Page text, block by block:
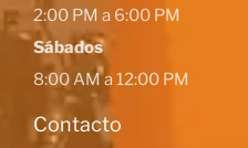
2:00 PM a 6:00 PM
Sábados
8:00 AM a 12:00 PM
Contacto